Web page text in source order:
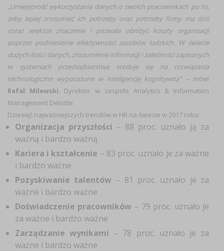
„Umiejętność wykorzystania danych o swoich pracownikach po to,
żeby lepiej zrozumieć ich potrzeby oraz potrzeby firmy ma dziś
coraz większe znaczenie i pozwala obniżyć koszty organizacji
poprzez podniesienie efektywności zasobów ludzkich. W świecie
dużych ilości danych, zrozumienie informacji i zależności zapisanych
w systemach przedsiębiorstwa sceduje się na rozwiązania
technologiczne wyposażone w inteligencję kognitywną” – mówi
Rafał Milewski, Dyrektor w zespole Analytics & Information
Management Deloitte.
Dziesięć najważniejszych trendów w HR na świecie w 2017 roku:
Organizacja przyszłości – 88 proc. uznało ją za
ważną i bardzo ważną
Kariera i kształcenie – 83 proc. uznało je za ważne
i bardzo ważne
Pozyskiwanie talentów – 81 proc. uznało je za
ważne i bardzo ważne
Doświadczenie pracowników – 79 proc. uznało je
za ważne i bardzo ważne
Zarządzanie wynikami – 78 proc. uznało je za
ważne i bardzo ważne